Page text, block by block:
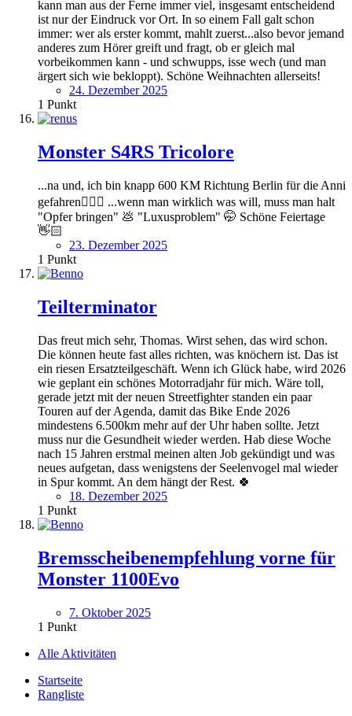
kann man aus der Ferne immer viel, insgesamt entscheidend
ist nur der Eindruck vor Ort. In so einem Fall galt schon
immer: wer als erster kommt, mahlt zuerst...also bevor jemand
anderes zum Hörer greift und fragt, ob er gleich mal
vorbeikommen kann - und schwupps, isse wech (und man
ärgert sich wie bekloppt). Schöne Weihnachten allerseits!
24. Dezember 2025
1 Punkt
Monster S4RS Tricolore
...na und, ich bin knapp 600 KM Richtung Berlin für die Anni
gefahren🤷🏻‍♂️ ...wenn man wirklich was will, muss man halt
"Opfer bringen" 💩 "Luxusproblem" 🤭 Schöne Feiertage
👋🏻
23. Dezember 2025
1 Punkt
Teilterminator
Das freut mich sehr, Thomas. Wirst sehen, das wird schon.
Die können heute fast alles richten, was knöchern ist. Das ist
ein riesen Ersatzteilgeschäft. Wenn ich Glück habe, wird 2026
wie geplant ein schönes Motorradjahr für mich. Wäre toll,
gerade jetzt mit der neuen Streetfighter standen ein paar
Touren auf der Agenda, damit das Bike Ende 2026
mindestens 6.500km mehr auf der Uhr haben sollte. Jetzt
muss nur die Gesundheit wieder werden. Hab diese Woche
nach 15 Jahren erstmal meinen alten Job gekündigt und was
neues aufgetan, dass wenigstens der Seelenvogel mal wieder
in Spur kommt. An dem hängt der Rest. 🍀
18. Dezember 2025
1 Punkt
Bremsscheibenempfehlung vorne für
Monster 1100Evo
7. Oktober 2025
1 Punkt
Alle Aktivitäten
Startseite
Rangliste